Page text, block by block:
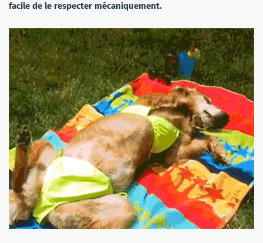
facile de le respecter mécaniquement.